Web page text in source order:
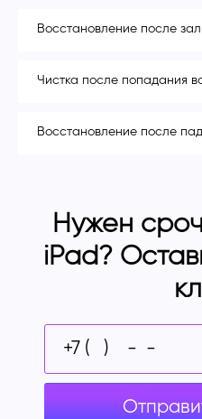
Восстановление после
Чистка после попадания
Восстановление после
Нужен
iPad?